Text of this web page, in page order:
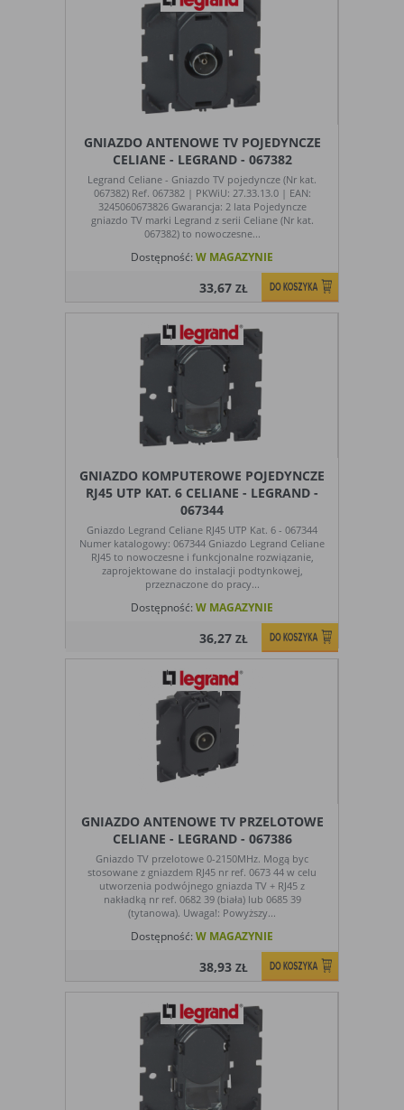
GNIAZDO ANTENOWE TV POJEDYNCZE
CELIANE - LEGRAND - 067382
Legrand Celiane - Gniazdo TV pojedyncze (Nr kat.
067382) Ref. 067382 | PKWiU: 27.33.13.0 | EAN:
3245060673826 Gwarancja: 2 lata Pojedyncze
gniazdo TV marki Legrand z serii Celiane (Nr kat.
067382) to nowoczesne...
Dostępność: W MAGAZYNIE
33,67ZŁ
GNIAZDO KOMPUTEROWE POJEDYNCZE
RJ45 UTP KAT. 6 CELIANE - LEGRAND -
067344
Gniazdo Legrand Celiane RJ45 UTP Kat. 6 - 067344
Numer katalogowy: 067344 Gniazdo Legrand Celiane
RJ45 to nowoczesne i funkcjonalne rozwiązanie,
zaprojektowane do instalacji podtynkowej,
przeznaczone do pracy...
Dostępność: W MAGAZYNIE
36,27ZŁ
GNIAZDO ANTENOWE TV PRZELOTOWE
CELIANE - LEGRAND - 067386
Gniazdo TV przelotowe 0-2150MHz. Mogą byc
stosowane z gniazdem RJ45 nr ref. 0673 44 w celu
utworzenia podwójnego gniazda TV + RJ45 z
nakładką nr ref. 0682 39 (biała) lub 0685 39
(tytanowa). Uwaga!: Powyższy...
Dostępność: W MAGAZYNIE
38,93ZŁ